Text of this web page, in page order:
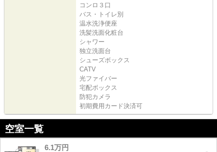
コンロ３口
バス・トイレ別
温水洗浄便座
洗髪洗面化粧台
シャワー
独立洗面台
シューズボックス
CATV
光ファイバー
宅配ボックス
防犯カメラ
初期費用カード決済可
空室一覧
6.1万円